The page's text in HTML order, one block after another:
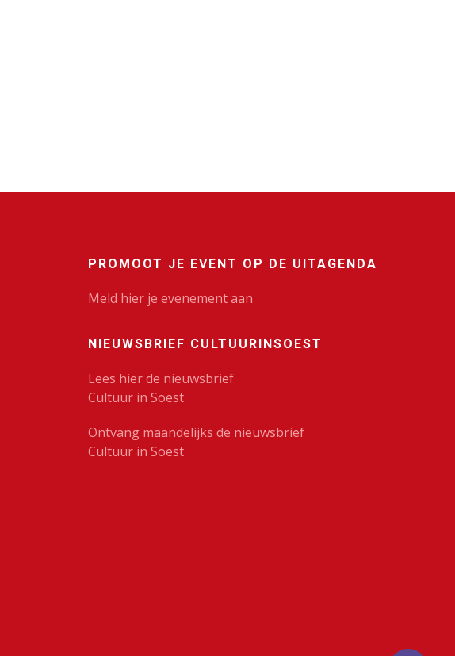
PROMOOT JE EVENT OP DE UITAGENDA
Meld hier je evenement aan
NIEUWSBRIEF CULTUURINSOEST
Lees hier de nieuwsbrief
Cultuur in Soest
Ontvang maandelijks de nieuwsbrief
Cultuur in Soest